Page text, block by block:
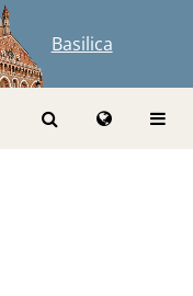
Basilica